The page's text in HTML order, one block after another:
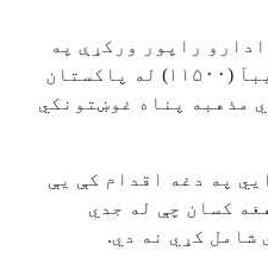
راپور ورکړې په
دغه کسانو کې تقریبآ (۱۱۵۰۰) له پاکستان
مذهبه پناه غوښتونکي
په دغه اقدام کې يې
کسان چې له جدي
شامل کړي نه دي.